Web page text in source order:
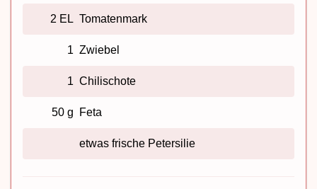
2 EL Tomatenmark
1 Zwiebel
1 Chilischote
50 g Feta
etwas frische Petersilie